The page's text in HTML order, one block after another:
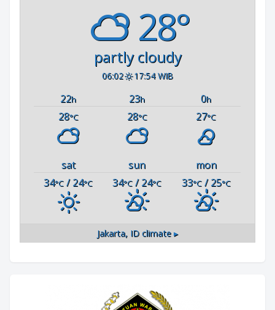
28°
partly cloudy
06:02 17:54 WIB
22h 23h 0h
28°C 28°C 27°C
sat sun
mon
34°C / 24°C 34°C / 24°C 33°C/ 25°C
Jakarta, ID climate ▸